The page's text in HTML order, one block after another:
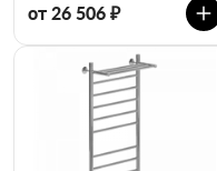
от 26 506 ₽